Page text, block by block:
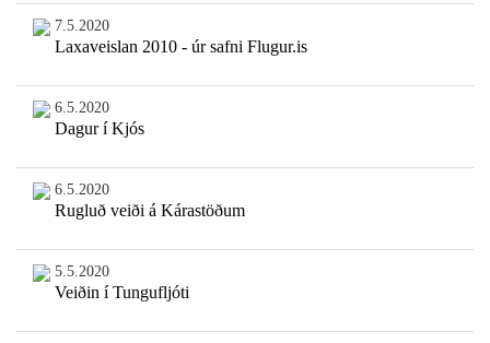
7.5.2020
Laxaveislan 2010 - úr safni Flugur.is
6.5.2020
Dagur í Kjós
6.5.2020
Rugluð veiði á Kárastöðum
5.5.2020
Veiðin í Tungufljóti